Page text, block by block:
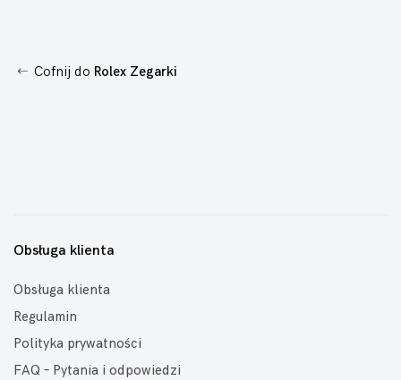
Cofnij do Rolex Zegarki
Obsługa klienta
Obsługa klienta
Regulamin
Polityka prywatności
FAQ – Pytania i odpowiedzi